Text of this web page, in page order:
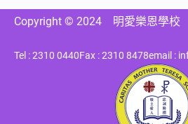
Copyright © 2024 明愛樂恩學校
Tel : 2310 0440Fax : 2310 8478email :